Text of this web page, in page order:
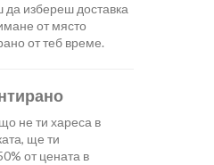
избереш доставка
от място
от теб време.
не ти хареса в
ще ти
от цената в